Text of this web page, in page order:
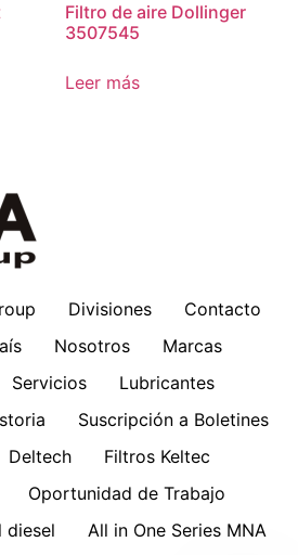
Filtro de aire Dollinger
3507545
Leer más
Divisiones
Contacto
Nosotros
Marcas
Servicios
Lubricantes
Suscripción a Boletines
Deltech
Filtros Keltec
Oportunidad de Trabajo
diesel
All in One Series MNA